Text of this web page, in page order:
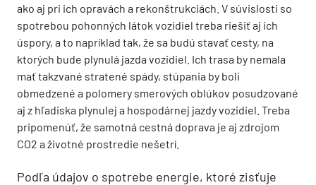
ako aj pri ich opravách a rekonštrukciách. V súvislosti so
spotrebou pohonných látok vozidiel treba riešiť aj ich
úspory, a to napríklad tak, že sa budú stavať cesty, na
ktorých bude plynulá jazda vozidiel. Ich trasa by nemala
mať takzvané stratené spády, stúpania by boli
obmedzené a polomery smerových oblúkov posudzované
aj z hľadiska plynulej a hospodárnej jazdy vozidiel. Treba
pripomenúť, že samotná cestná doprava je aj zdrojom
CO2 a životné prostredie nešetrí.
Podľa údajov o spotrebe energie, ktoré zisťuje